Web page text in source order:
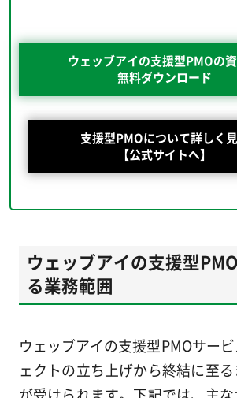
ウェッブアイの支援型PMOの
無料ダウンロード
支援型PMOについて詳しく
【公式サイトへ】
ウェッブアイの支援型
る業務範囲
ウェッブアイの支援型PMOサー
ェクトの立ち上げから終結に至
が受けられます。下記では、主